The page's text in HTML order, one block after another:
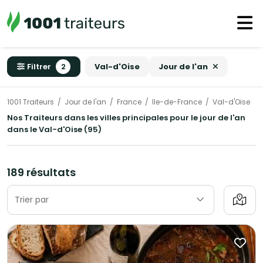
Filtrer 2 Val-d'Oise Jour de l'an
1001 Traiteurs Jour de l'an France Ile-de-France Val-d'Oise
Nos Traiteurs dans les villes principales pour le jour de l'an
dans le Val-d'Oise (95)
189 résultats
Trier par